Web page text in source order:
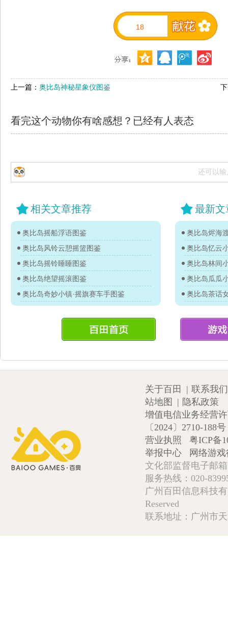
18
上一篇： 奥比岛神秘星象仪图鉴
看完这个动物你有啥感想？已经有人表态
还可以输
相关文章推荐
奥比岛摇船浮语图鉴
奥比岛风铃云憩摇篮图鉴
奥比岛摇铃睡睡图鉴
奥比岛绝望摇滚图鉴
奥比岛奇妙小镇·摇旗赛车手图鉴
最新文
奥比岛烬海
奥比岛忆云
奥比岛林间
奥比岛瓜瓜
奥比岛茶话
关于百田 | 联系我们
站地图
| 隐私政策
增值电信业务经营
〔2024〕2710-188号
营业执照
粤ICP备
举报中心
网络游
文化部监督电子邮
服务热线：020-
广州百田信息科技
Reserved
联系地址：广州市